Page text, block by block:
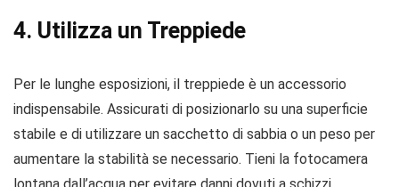
4. Utilizza un Treppiede
Per le lunghe esposizioni, il treppiede è un accessorio
indispensabile. Assicurati di posizionarlo su una superficie
stabile e di utilizzare un sacchetto di sabbia o un peso per
aumentare la stabilità se necessario. Tieni la fotocamera
lontana dall’acqua per evitare danni dovuti a schizzi.